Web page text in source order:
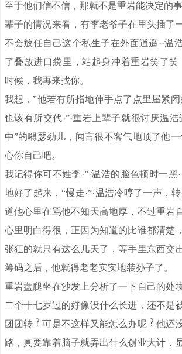
至于他们信不信，那就不是重岩能决定的
辈子的情况来看，有李老爷子在里头插了
不会放任自己这个私生子在外面逍遥··温
了叠放进口袋里，站起身冲着重岩笑了笑
时候，我再来找你。
我想，”他若有所指地伸手点了点里屋紧
也该有所交代·”·重岩上辈子就很讨厌温
中”的嘚瑟劲儿，闻言很不客气地顶了他
心你自己吧。
我记得你可不姓李·”·温浩的脸色顿时一黑
地好了起来，“慢走·”·温浩冷哼了一声，
道他心里在骂他不知天高地厚，不过重岩
心里明白得很，正因为知道的比谁都清楚
张狂的就只有这么几天了，等手里东西交
筹码之后，他就得老老实实地装孙子了。
重岩盘腿坐在沙发上分析了一下自己的处
二个十七岁过的好像没什么长进，还不是
团团转
可是不这样又能怎么办呢
他还
路，真要靠着脑子就弄出什么创业大计，